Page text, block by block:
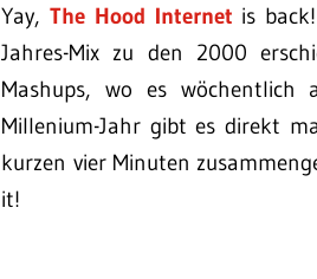
Yay,The Hood Internet is
Jahres-Mix zu den 2000
Mashups, wo es
Millenium-Jahr gibt es direkt
kurzen vier Minuten
it!